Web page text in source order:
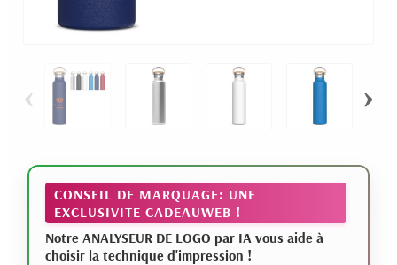
‹ ›
CONSEIL DE MARQUAGE: UNE
EXCLUSIVITE CADEAUWEB !
Notre ANALYSEUR DE LOGO par IA vous aide à
choisir la technique d'impression !